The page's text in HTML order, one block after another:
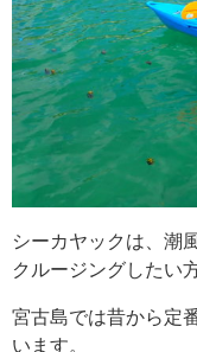
シーカヤックは、潮
クルージングしたい
宮古島では昔から定
います。